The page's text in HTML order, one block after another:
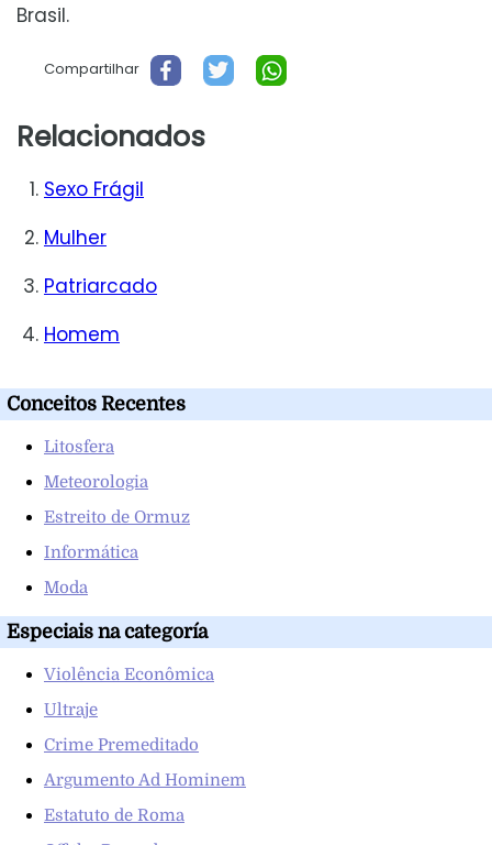
Brasil.
Compartilhar
Relacionados
Sexo Frágil
Mulher
Patriarcado
Homem
Conceitos Recentes
Litosfera
Meteorologia
Estreito de Ormuz
Informática
Moda
Especiais na categoría
Violência Econômica
Ultraje
Crime Premeditado
Argumento Ad Hominem
Estatuto de Roma